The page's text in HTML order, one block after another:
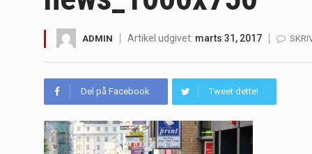
Irritabel tyktarm (Irritable Bowel
Padel er en sport, der er blevet
Massagestole er ikke længere
Saunaer har været en del af
ADMIN Artikel udgivet: marts 31, 2017
Del på Facebook Tweet dette!